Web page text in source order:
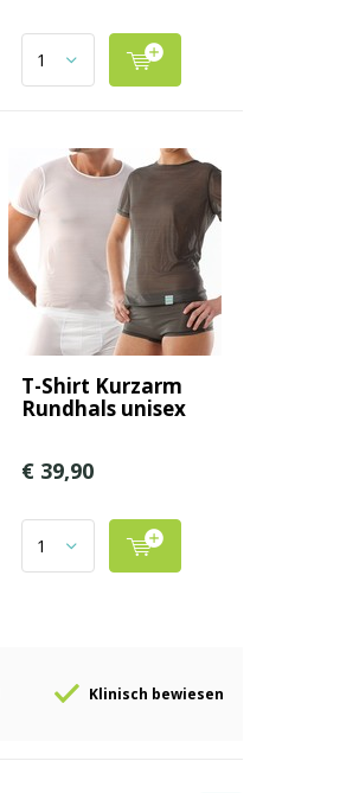
T-Shirt Kurzarm
Rundhals unisex
€ 39,90
Klinisch bewiesen